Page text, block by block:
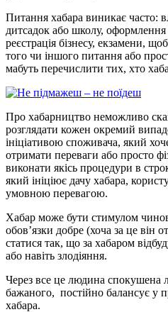
Питання хабара виникає часто:
дитсадок або школу, оформлення
реєстрація бізнесу, екзамени,
того чи іншого питання або
мабуть перечислити тих, хто
Про хабарництво неможливо
розглядати кожен окремий
ініціативою споживача, який
отримати переваги або просто
виконати якісь процедури в
який ініціює дачу хабара,
умовною перевагою.
Хабар може бути стимулом
обов’язки добре (хоча за це він
статися так, що за хабаром
або навіть злодіяння.
Через все це людина спокушена
бажаного, постійно балансує у
хабара.